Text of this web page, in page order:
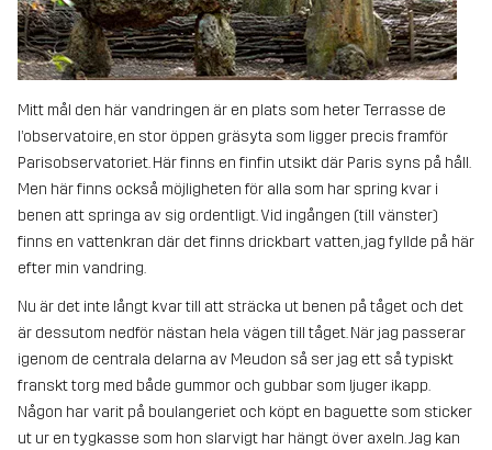
Mitt mål den här vandringen är en plats som heter Terrasse de
l’observatoire, en stor öppen gräsyta som ligger precis framför
Parisobservatoriet. Här finns en finfin utsikt där Paris syns på håll.
Men här finns också möjligheten för alla som har spring kvar i
benen att springa av sig ordentligt. Vid ingången (till vänster)
finns en vattenkran där det finns drickbart vatten, jag fyllde på här
efter min vandring.
Nu är det inte långt kvar till att sträcka ut benen på tåget och det
är dessutom nedför nästan hela vägen till tåget. När jag passerar
igenom de centrala delarna av Meudon så ser jag ett så typiskt
franskt torg med både gummor och gubbar som ljuger ikapp.
Någon har varit på boulangeriet och köpt en baguette som sticker
ut ur en tygkasse som hon slarvigt har hängt över axeln. Jag kan